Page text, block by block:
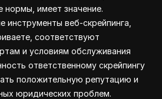
нормы, имеет значение.
инструменты веб-скрейпинга,
соответствуют
и условиям обслуживания
ответственному скрейпингу
положительную репутацию и
юридических проблем.